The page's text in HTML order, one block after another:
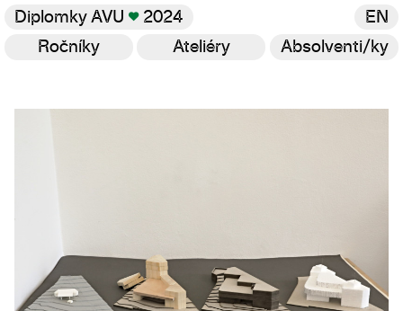
Diplomky AVU ♥ 2024
EN
Ročníky
Ateliéry Absolventi/ky